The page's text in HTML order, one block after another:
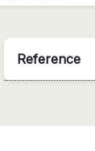
Reference